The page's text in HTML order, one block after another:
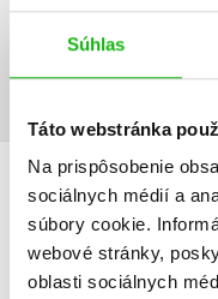
Súhlas
Táto webstránka
Na prispôsobenie
sociálnych médií a
súbory cookie.
webové stránky,
oblasti sociálnych
Používateľskú recenziu